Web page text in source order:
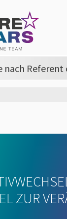
ZUR